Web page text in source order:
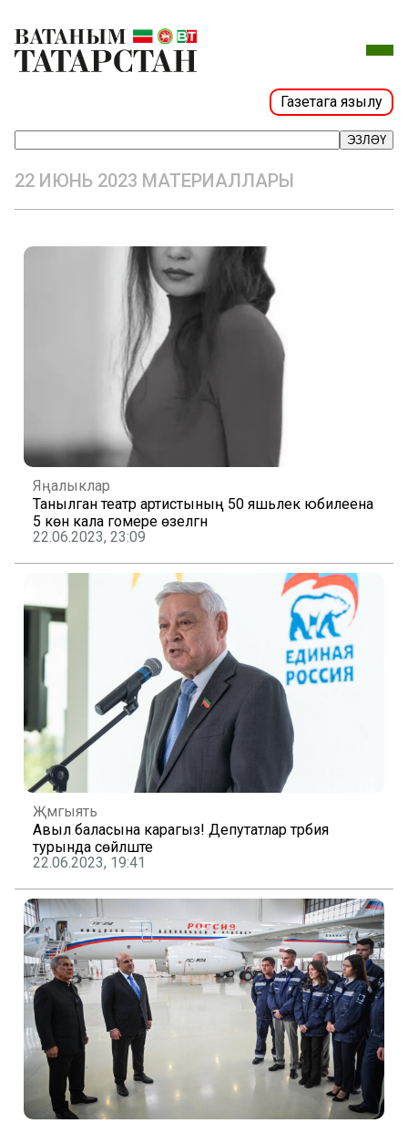
Газетага язылу
ЭЗЛӘҮ
22 ИЮНЬ 2023 МАТЕРИАЛЛАРЫ
Яңалыклар
Танылган театр артистының 50 яшьлек юбилеена
5 көн кала гомере өзелгән
22.06.2023, 23:09
Җәмгыять
Авыл баласына карагыз! Депутатлар тәрбия
турында сөйләште
22.06.2023, 19:41